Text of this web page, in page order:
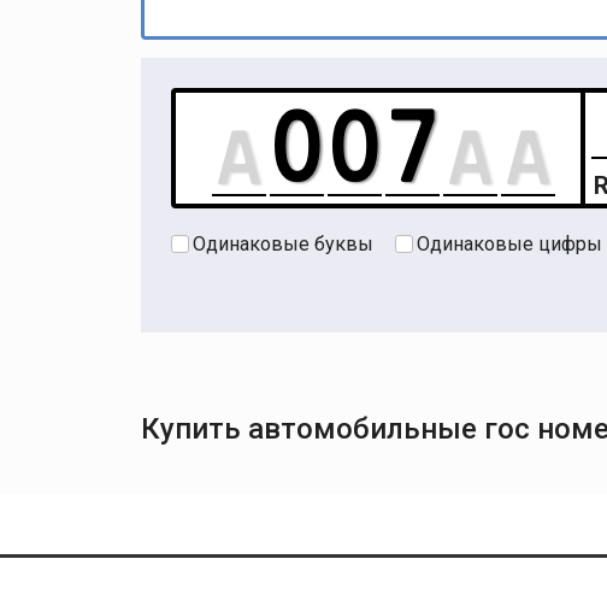
Одинаковые буквы Одинаковые цифры
Купить автомобильные гос